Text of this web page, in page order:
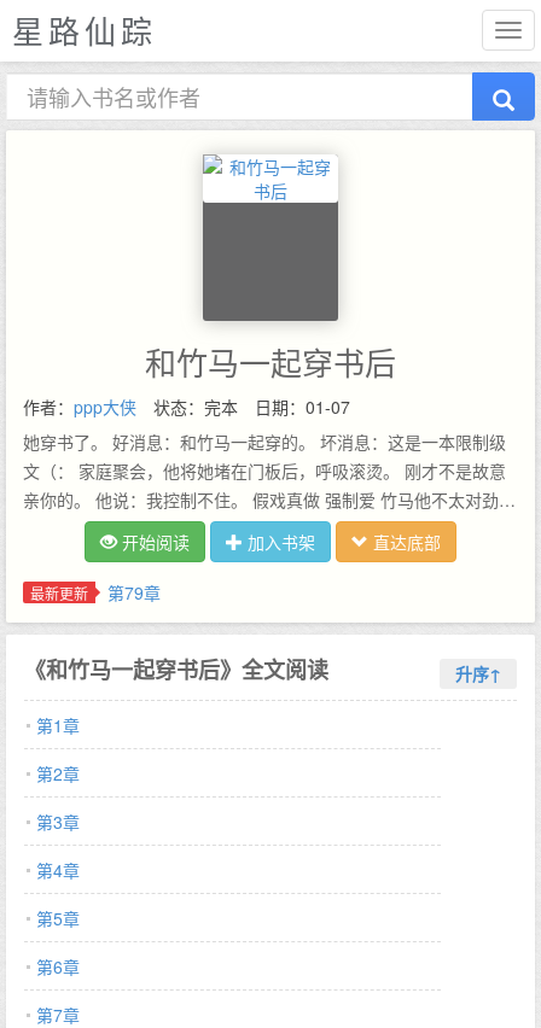
星路仙踪
和竹马一起穿书后
作者： ppp大侠 状态：完本
日期：01-07
她穿书了。 好消息：和竹马一起穿的。 坏消息：这是一本限制级
文（： 家庭聚会，他将她堵在门板后，呼吸滚烫。 刚才不是故意
亲你的。 他说：我控制不住。 假戏真做 强制爱 竹马他不太对劲…
开始阅读
加入书架 直达底部
最新更新 第79章
《和竹马一起穿书后》全文阅读 升序↑
第1章
第2章
第3章
第4章
第5章
第6章
第7章